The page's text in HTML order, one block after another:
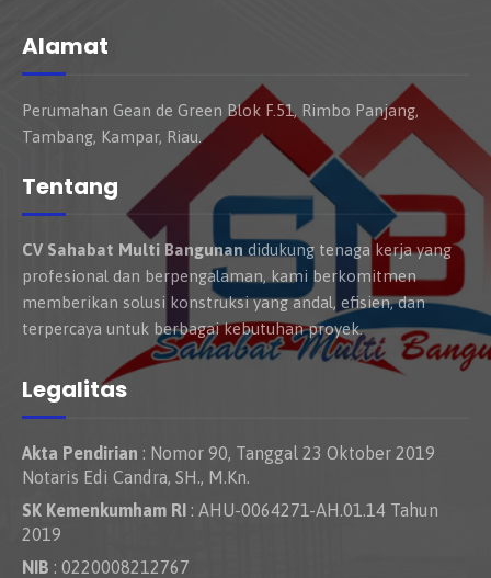
Alamat
Perumahan Gean de Green Blok F.51, Rimbo Panjang,
Tambang, Kampar, Riau.
Tentang
CV Sahabat Multi Bangunan didukung tenaga kerja yang
profesional dan berpengalaman, kami berkomitmen
memberikan solusi konstruksi yang andal, efisien, dan
terpercaya untuk berbagai kebutuhan proyek.
Legalitas
Akta Pendirian : Nomor 90, Tanggal 23 Oktober 2019
Notaris Edi Candra, SH., M.Kn.
SK Kemenkumham RI : AHU-0064271-AH.01.14 Tahun
2019
NIB : 0220008212767